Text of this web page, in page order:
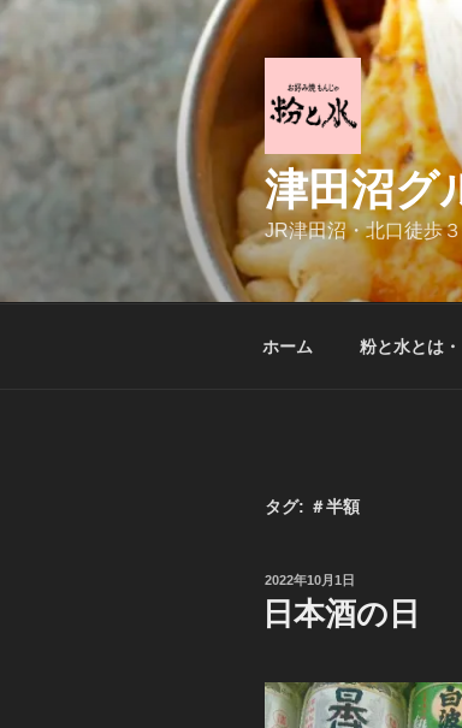
コ
津田沼
JR津田沼・北口徒歩
ホーム 粉と水とは・
タグ: ＃半額
投
稿
日:
2022年10月1日
日本酒の日